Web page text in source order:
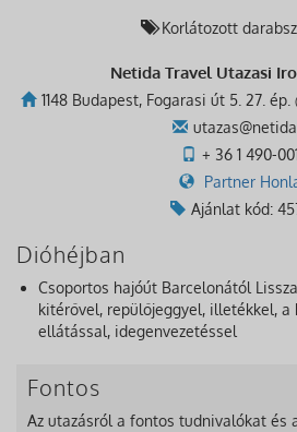
Korlátozott
Netida Travel Utazasi
1148 Budapest, Fogarasi út 5. 27. ép.
+ 36 1 490-
Partner
Ajánlat kód:
Dióhéjban
Csoportos hajóút Barcelonától
kitérővel, repülőjeggyel, illetékkel, a
ellátással, idegenvezetéssel
Fontos
Az utazásról a fontos tudnivalókat és